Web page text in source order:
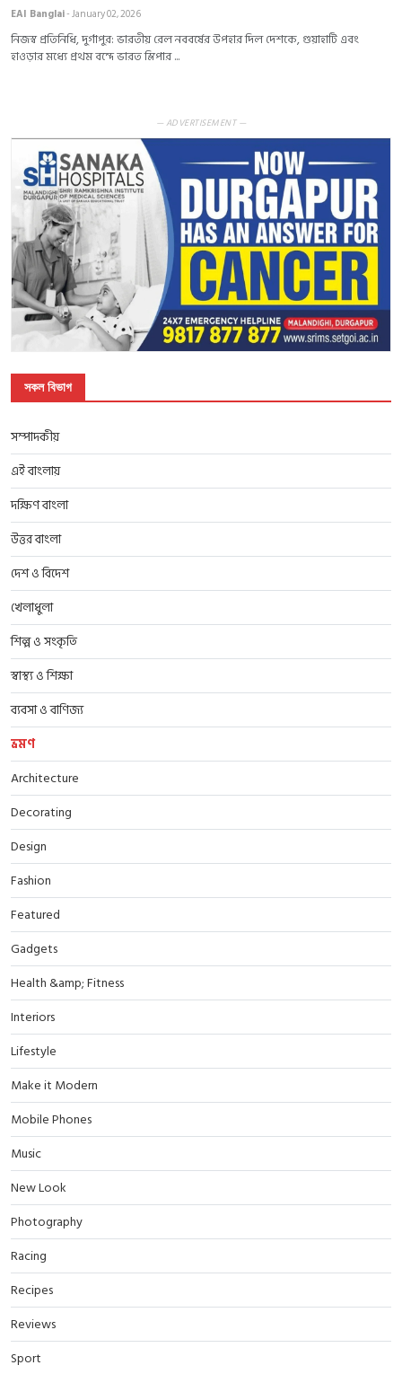
EAI Banglai- January 02, 2026
নিজস্ব প্রতিনিধি, দুর্গাপুর: ভারতীয় রেল নববর্ষের উপহার দিল দেশকে, গুয়াহাটি এবং
হাওড়ার মধ্যে প্রথম বন্দে ভারত স্লিপার ...
— ADVERTISEMENT —
সকল বিভাগ
সম্পাদকীয়
এই বাংলায়
দক্ষিণ বাংলা
উত্তর বাংলা
দেশ ও বিদেশ
খেলাধুলা
শিল্প ও সংকৃতি
স্বাস্থ্য ও শিক্ষা
ব্যবসা ও বাণিজ্য
ভ্রমণ
Architecture
Decorating
Design
Fashion
Featured
Gadgets
Health &amp; Fitness
Interiors
Lifestyle
Make it Modern
Mobile Phones
Music
New Look
Photography
Racing
Recipes
Reviews
Sport